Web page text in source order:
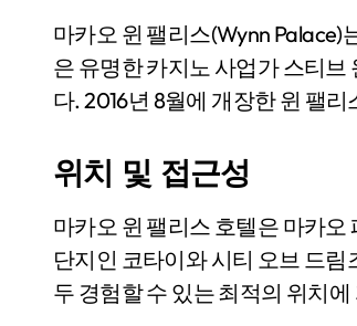
마카오 윈 팰리스(Wynn Palace)는 마카오 코타이 스트립에 위치한 고급 리조트 호텔입니다. 이 호텔
은 유명한 카지노 사업가 스티브
다. 2016년 8월에 개장한 윈 팰
위치 및 접근성
마카오 윈 팰리스 호텔은 마카
단지인 코타이와 시티 오브 드
두 경험할 수 있는 최적의 위치